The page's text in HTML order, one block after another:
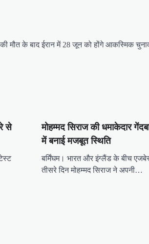
की मौत के बाद ईरान में 28 जून को होंगे आकस्मिक
से
मोहम्मद सिराज की धमाकेदार
में बनाई मजबूत स्थिति
बर्मिंघम। भारत और इंग्लैंड के बीच
तीसरे दिन मोहम्मद सिराज ने अपनी…